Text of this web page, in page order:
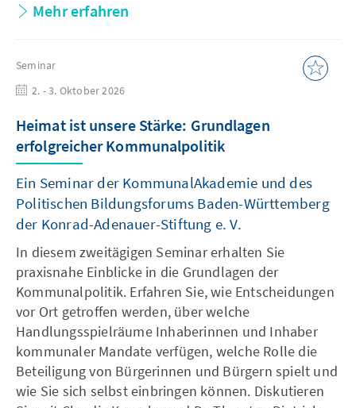
Mehr erfahren
Seminar
2. - 3. Oktober 2026
Heimat ist unsere Stärke: Grundlagen
erfolgreicher Kommunalpolitik
Ein Seminar der KommunalAkademie und des
Politischen Bildungsforums Baden-Württemberg
der Konrad-Adenauer-Stiftung e. V.
In diesem zweitägigen Seminar erhalten Sie
praxisnahe Einblicke in die Grundlagen der
Kommunalpolitik. Erfahren Sie, wie Entscheidungen
vor Ort getroffen werden, über welche
Handlungsspielräume Inhaberinnen und Inhaber
kommunaler Mandate verfügen, welche Rolle die
Beteiligung von Bürgerinnen und Bürgern spielt und
wie Sie sich selbst einbringen können. Diskutieren